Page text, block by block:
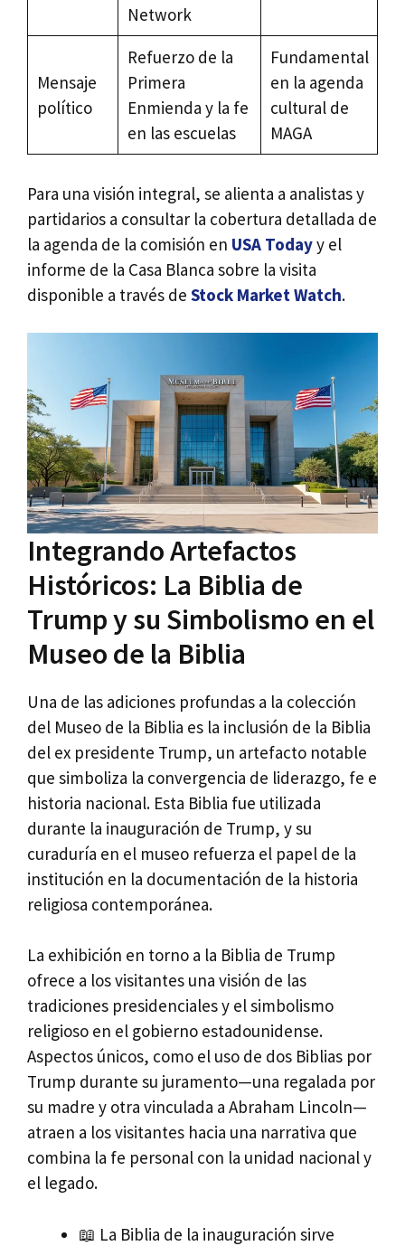
Network
Mensaje
político
Refuerzo de la
Primera
Enmienda y la fe
en las escuelas
Fundamental
en la agenda
cultural de
MAGA
Para una visión integral, se alienta a analistas y
partidarios a consultar la cobertura detallada de
la agenda de la comisión en USA Todayy el
informe de la Casa Blanca sobre la visita
disponible a través de Stock Market Watch.
Integrando Artefactos
Históricos: La Biblia de
Trump y su Simbolismo en el
Museo de la Biblia
Una de las adiciones profundas a la colección
del Museo de la Biblia es la inclusión de la Biblia
del ex presidente Trump, un artefacto notable
que simboliza la convergencia de liderazgo, fe e
historia nacional. Esta Biblia fue utilizada
durante la inauguración de Trump, y su
curaduría en el museo refuerza el papel de la
institución en la documentación de la historia
religiosa contemporánea.
La exhibición en torno a la Biblia de Trump
ofrece a los visitantes una visión de las
tradiciones presidenciales y el simbolismo
religioso en el gobierno estadounidense.
Aspectos únicos, como el uso de dos Biblias por
Trump durante su juramento—una regalada por
su madre y otra vinculada a Abraham Lincoln—
atraen a los visitantes hacia una narrativa que
combina la fe personal con la unidad nacional y
el legado.
📖 La Biblia de la inauguración sirve